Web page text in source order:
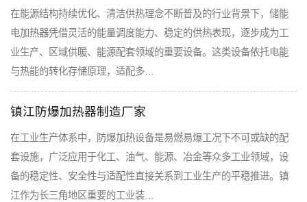
在能源结构持续优化、清洁供热理念不断普及的行业背景下，储能
电加热器凭借灵活的能量调度能力、稳定的供热表现，逐步成为工
业生产、区域供暖、能源配套领域的重要设备。这类设备依托电能
与热能的转化存储原理，适配多…
镇江防爆加热器制造厂家
在工业生产体系中，防爆加热设备是易燃易爆工况下不可或缺的配
套设施，广泛应用于化工、油气、能源、冶金等众多工业领域，设
备的稳定性、安全性与适配性直接关系到工业生产的平稳推进。镇
江作为长三角地区重要的工业装…